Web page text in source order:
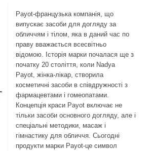
Payot-французька компанія, що
випускає засоби для догляду за
обличчям і тілом, яка в даний час по
праву вважається всесвітньо
відомою. Історія марки почалася ще з
початку 20 століття, коли Nadya
Payot, жінка-лікар, створила
косметичні засоби в співдружності з
фармацевтами і гомеопатами.
Концепція краси Payot включає не
тільки засоби основного догляду, але і
спеціальні методики, масаж і
гімнастику для обличчя. Сьогодні
продукти марки Payot-це символ